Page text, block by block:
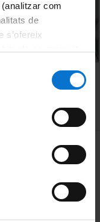
com
de
s’ofereix
web de la
de vida
MENÚ PEU 1
Privadesa i termes